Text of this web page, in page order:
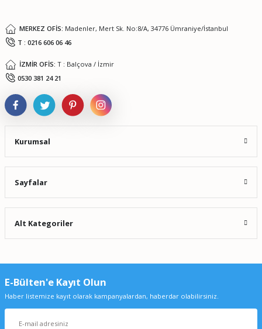
MERKEZ OFİS: Madenler, Mert Sk. No:8/A, 34776 Ümraniye/İstanbul
T : 0216 606 06 46
İZMİR OFİS: T : Balçova / İzmir
0530 381 24 21
Kurumsal
Sayfalar
Alt Kategoriler
E-Bülten'e Kayıt Olun
Haber listemize kayıt olarak kampanyalardan, haberdar olabilirsiniz.